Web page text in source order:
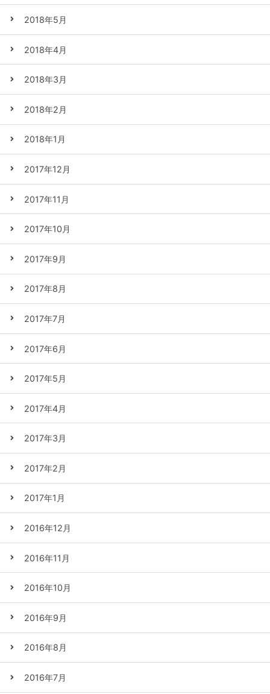
2018年5月
2018年4月
2018年3月
2018年2月
2018年1月
2017年12月
2017年11月
2017年10月
2017年9月
2017年8月
2017年7月
2017年6月
2017年5月
2017年4月
2017年3月
2017年2月
2017年1月
2016年12月
2016年11月
2016年10月
2016年9月
2016年8月
2016年7月